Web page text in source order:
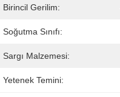
Birincil Gerilim:
Soğutma Sınıfı:
Sargı Malzemesi:
Yetenek Temini: